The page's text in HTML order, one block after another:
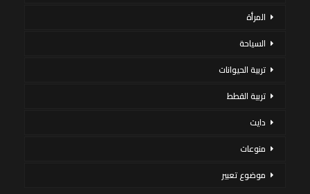
المرأة
السياحة
تربية الحيوانات
تربية القطط
دايت
منوعات
موضوع تعبير